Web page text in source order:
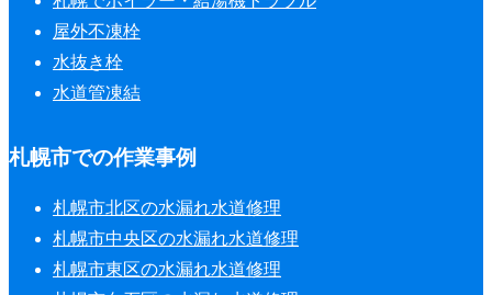
屋外不凍栓
水抜き栓
水道管凍結
札幌市での作業事例
札幌市北区の水漏れ水道修理
札幌市中央区の水漏れ水道修理
札幌市東区の水漏れ水道修理